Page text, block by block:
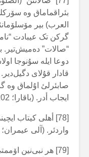
بئراقماماق وە
العرب) بیر
گرکن تک عیبادت
“صالات” دەمیش‌تیر.
دوعا ایلە سۇنوجا
قادار قۇلای
صابئرلئ اۇلماق وە
ایجاب أدر. (باقارا؛ 202-200) وە (نجم؛ 39)
[78] أهلی کیتاب
واردئر. (آلی عیمران؛ 199)
[79] هر نبی‌نین